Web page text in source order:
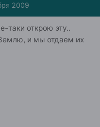
2009
таки открою эту..
и мы отдаем их